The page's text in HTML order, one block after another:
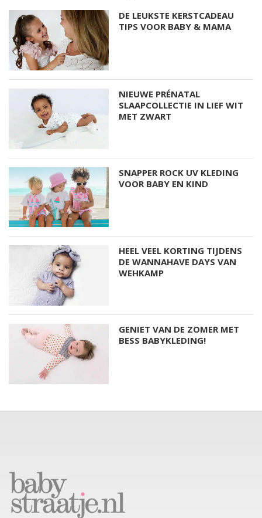
DE LEUKSTE KERSTCADEAU
TIPS VOOR BABY & MAMA
NIEUWE PRÉNATAL
SLAAPCOLLECTIE IN LIEF WIT
MET ZWART
SNAPPER ROCK UV KLEDING
VOOR BABY EN KIND
HEEL VEEL KORTING TIJDENS
DE WANNAHAVE DAYS VAN
WEHKAMP
GENIET VAN DE ZOMER MET
BESS BABYKLEDING!